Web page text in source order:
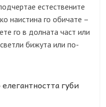
естествените
наистина го обичате –
го в долната част или
бижута или по-
губи